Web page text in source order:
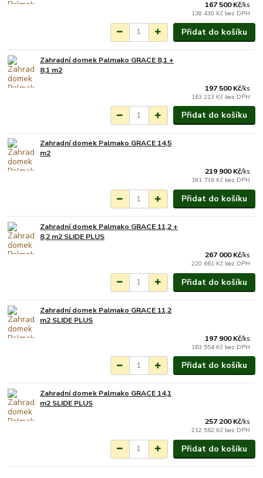
167 500 Kč/ks
138 430 Kč bez DPH
Přidat do košíku
Zahradní domek Palmako GRACE 8,1 +
8,1 m2
197 500 Kč/ks
163 223 Kč bez DPH
Přidat do košíku
Zahradní domek Palmako GRACE 14,5
m2
219 900 Kč/ks
181 736 Kč bez DPH
Přidat do košíku
Zahradní domek Palmako GRACE 11,2 +
8,2 m2 SLIDE PLUS
267 000 Kč/ks
220 661 Kč bez DPH
Přidat do košíku
Zahradní domek Palmako GRACE 11,2
m2 SLIDE PLUS
197 900 Kč/ks
163 554 Kč bez DPH
Přidat do košíku
Zahradní domek Palmako GRACE 14,1
m2 SLIDE PLUS
257 200 Kč/ks
212 562 Kč bez DPH
Přidat do košíku